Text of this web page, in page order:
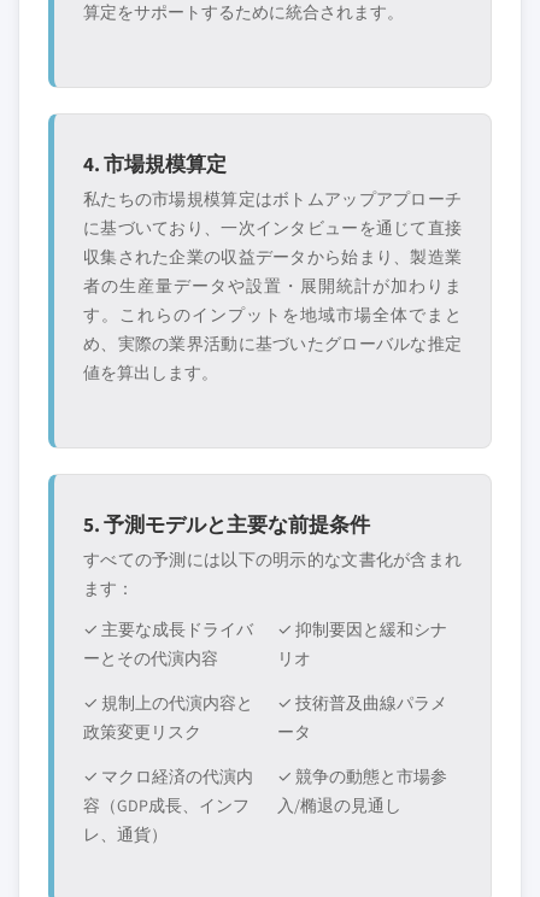
算定をサポートするために統合されます。
4. 市場規模算定
私たちの市場規模算定はボトムアップアプローチ
に基づいており、一次インタビューを通じて直接
収集された企業の収益データから始まり、製造業
者の生産量データや設置・展開統計が加わりま
す。これらのインプットを地域市場全体でまと
め、実際の業界活動に基づいたグローバルな推定
値を算出します。
5. 予測モデルと主要な前提条件
すべての予測には以下の明示的な文書化が含まれ
ます：
✓ 主要な成長ドライバ
ーとその代演内容
✓ 抑制要因と緩和シナ
リオ
✓ 規制上の代演内容と
政策変更リスク
✓ 技術普及曲線パラメ
ータ
✓ マクロ経済の代演内
容（GDP成長、インフ
レ、通貨）
✓ 競争の動態と市場参
入/椭退の見通し